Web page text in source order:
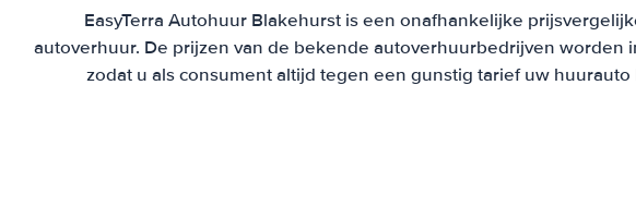
EasyTerra Autohuur Blakehurst is een onafhankelijke
autoverhuur. De prijzen van de bekende autoverhuurbedrijven worden
zodat u als consument altijd tegen een gunstig tarief uw